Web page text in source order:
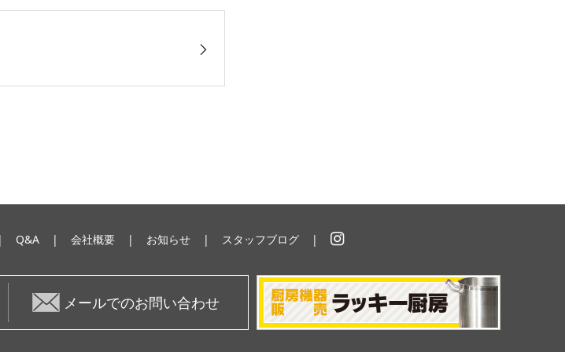
Q&A 会社概要 お知らせ
スタッフブログ
ス
タ
グ
ラ
メールでのお問い合わせ